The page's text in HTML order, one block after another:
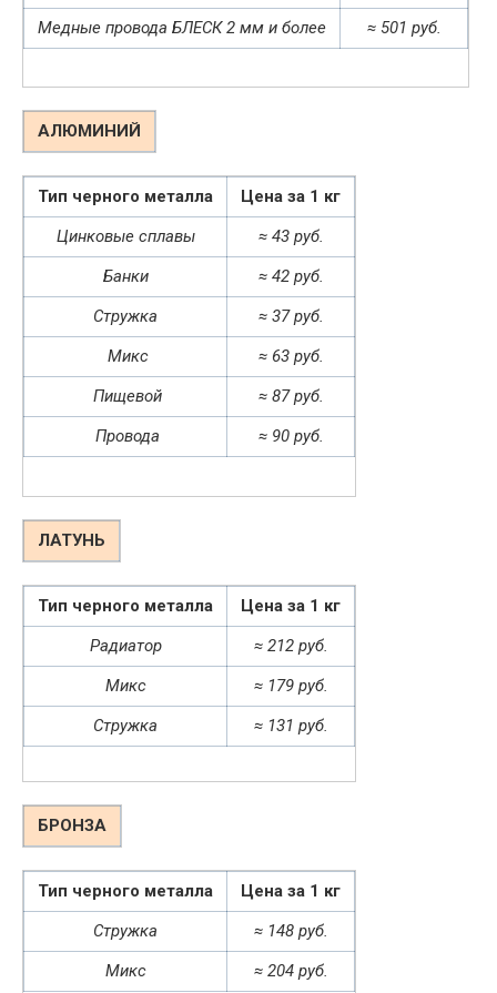
Медные провода БЛЕСК 2 мм и более
≈ 501 руб.
АЛЮМИНИЙ
Тип черного металла
Цена за 1 кг
Цинковые сплавы
≈ 43 руб.
Банки
≈ 42 руб.
Стружка
≈ 37 руб.
Микс
≈ 63 руб.
Пищевой
≈ 87 руб.
Провода
≈ 90 руб.
ЛАТУНЬ
Тип черного металла
Цена за 1 кг
Радиатор
≈ 212 руб.
Микс
≈ 179 руб.
Стружка
≈ 131 руб.
БРОНЗА
Тип черного металла
Цена за 1 кг
Стружка
≈ 148 руб.
Микс
≈ 204 руб.